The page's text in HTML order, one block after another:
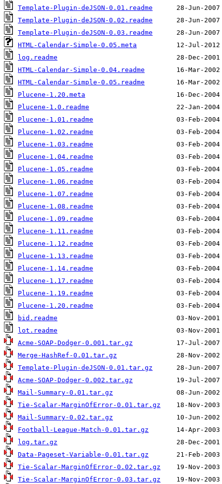
Template-Plugin-deJSON-0.01.readme
Template-Plugin-deJSON-0.02.readme
Template-Plugin-deJSON-0.03.readme
HTML-Calendar-Simple-0.05.meta
log.readme
HTML-Calendar-Simple-0.04.readme
HTML-Calendar-Simple-0.05.readme
Plucene-1.20.meta
Plucene-1.0.readme
Plucene-1.01.readme
Plucene-1.02.readme
Plucene-1.03.readme
Plucene-1.04.readme
Plucene-1.05.readme
Plucene-1.06.readme
Plucene-1.07.readme
Plucene-1.08.readme
Plucene-1.09.readme
Plucene-1.11.readme
Plucene-1.12.readme
Plucene-1.13.readme
Plucene-1.14.readme
Plucene-1.17.readme
Plucene-1.19.readme
Plucene-1.20.readme
bid.readme
lot.readme
Acme-SOAP-Dodger-0.001.tar.gz
Merge-HashRef-0.01.tar.gz
Template-Plugin-deJSON-0.01.tar.gz
Acme-SOAP-Dodger-0.002.tar.gz
Mail-Summary-0.01.tar.gz
Tie-Scalar-MarginOfError-0.01.tar.gz
Mail-Summary-0.02.tar.gz
Football-League-Match-0.01.tar.gz
log.tar.gz
Data-Pageset-Variable-0.01.tar.gz
Tie-Scalar-MarginOfError-0.02.tar.gz
Tie-Scalar-MarginOfError-0.03.tar.gz